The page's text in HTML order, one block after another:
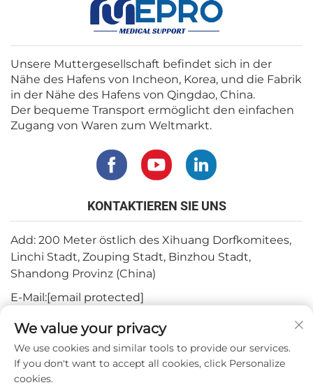
Unsere Muttergesellschaft befindet sich in der
Nähe des Hafens von Incheon, Korea, und die Fabrik
in der Nähe des Hafens von Qingdao, China.
Der bequeme Transport ermöglicht den einfachen
Zugang von Waren zum Weltmarkt.
KONTAKTIEREN SIE UNS
Add: 200 Meter östlich des Xihuang Dorfkomitees,
Linchi Stadt, Zouping Stadt, Binzhou Stadt,
Shandong Provinz (China)
E-Mail:[email protected]
Tel.: +82-3180427370
Telefon: +86-15564344404
WhatsApp: +82-1022396668
We value your privacy
We use cookies and similar tools to provide our services.
If you don't want to accept all cookies, click Personalize
cookies.